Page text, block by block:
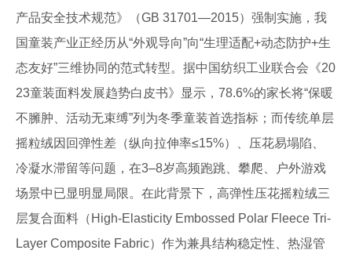
产品安全技术规范》（GB 31701—2015）强制实施，我
国童装产业正经历从“外观导向”向“生理适配+动态防护+生
态友好”三维协同的范式转型。据中国纺织工业联合会《20
23童装面料发展趋势白皮书》显示，78.6%的家长将“保暖
不臃肿、活动无束缚”列为冬季童装首选指标；而传统单层
摇粒绒因回弹性差（纵向拉伸率≤15%）、压花易塌陷、
冷凝水滞留等问题，在3–8岁高频跑跳、攀爬、户外游戏
场景中已显明显局限。在此背景下，高弹性压花摇粒绒三
层复合面料（High-Elasticity Embossed Polar Fleece Tri-
Layer Composite Fabric）作为兼具结构稳定性、热湿管